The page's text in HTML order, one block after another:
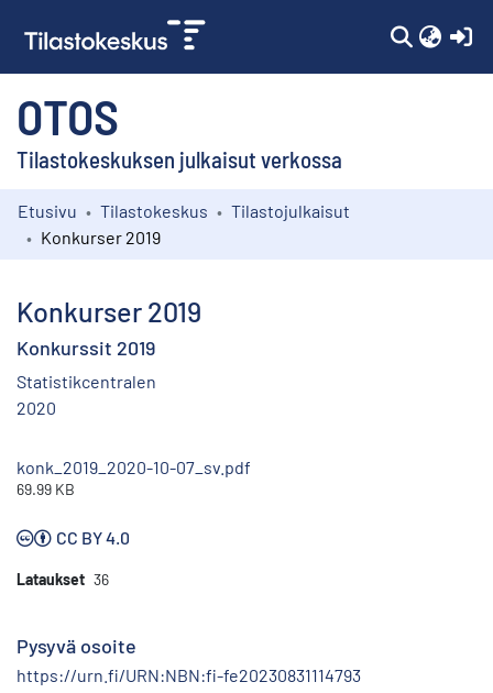
OTOS
Tilastokeskuksen julkaisut verkossa
Kokoelmat
Etusivu Tilastokeskus
Tilastojulkaisut
Konkurser 2019
Konkurser 2019
Konkurssit 2019
Statistikcentralen
2020
konk_2019_2020-10-07_sv.pdf
69.99 KB
CC BY 4.0
Lataukset 36
Pysyvä osoite
https://urn.fi/URN:NBN:fi-fe20230831114793